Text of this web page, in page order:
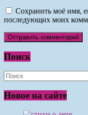
Сохранить моё имя,
последующих моих
Поиск
Новое на сайте